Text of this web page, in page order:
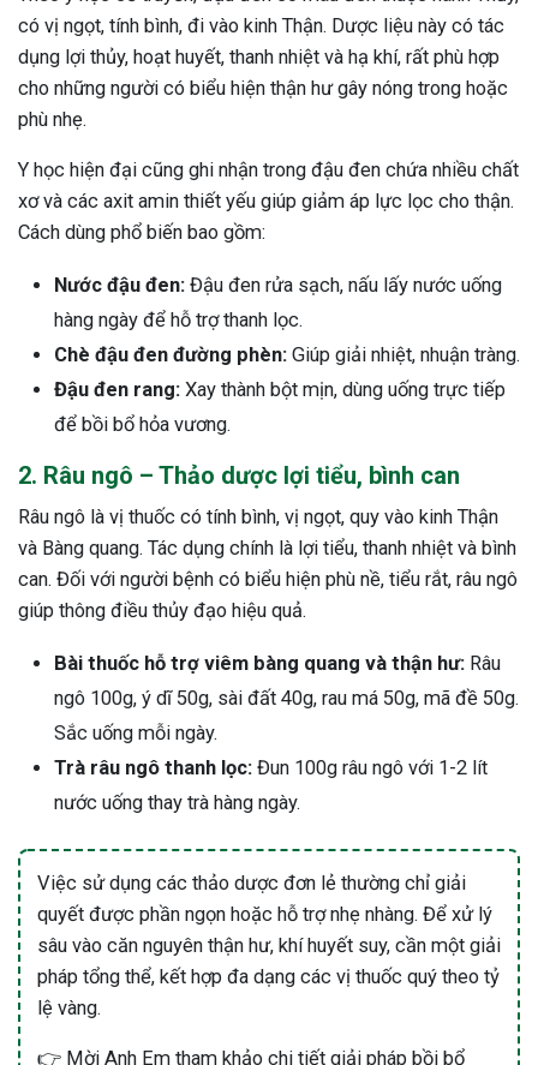
có vị ngọt, tính bình, đi vào kinh Thận. Dược liệu này có tác
dụng lợi thủy, hoạt huyết, thanh nhiệt và hạ khí, rất phù hợp
cho những người có biểu hiện thận hư gây nóng trong hoặc
phù nhẹ.
Y học hiện đại cũng ghi nhận trong đậu đen chứa nhiều chất
xơ và các axit amin thiết yếu giúp giảm áp lực lọc cho thận.
Cách dùng phổ biến bao gồm:
Nước đậu đen: Đậu đen rửa sạch, nấu lấy nước uống
hàng ngày để hỗ trợ thanh lọc.
Chè đậu đen đường phèn: Giúp giải nhiệt, nhuận tràng.
Đậu đen rang: Xay thành bột mịn, dùng uống trực tiếp
để bồi bổ hỏa vương.
2. Râu ngô – Thảo dược lợi tiểu, bình can
Râu ngô là vị thuốc có tính bình, vị ngọt, quy vào kinh Thận
và Bàng quang. Tác dụng chính là lợi tiểu, thanh nhiệt và bình
can. Đối với người bệnh có biểu hiện phù nề, tiểu rắt, râu ngô
giúp thông điều thủy đạo hiệu quả.
Bài thuốc hỗ trợ viêm bàng quang và thận hư: Râu
ngô 100g, ý dĩ 50g, sài đất 40g, rau má 50g, mã đề 50g.
Sắc uống mỗi ngày.
Trà râu ngô thanh lọc: Đun 100g râu ngô với 1-2 lít
nước uống thay trà hàng ngày.
Việc sử dụng các thảo dược đơn lẻ thường chỉ giải
quyết được phần ngọn hoặc hỗ trợ nhẹ nhàng. Để xử lý
sâu vào căn nguyên thận hư, khí huyết suy, cần một giải
pháp tổng thể, kết hợp đa dạng các vị thuốc quý theo tỷ
lệ vàng.
👉 Mời Anh Em tham khảo chi tiết giải pháp bồi bổ